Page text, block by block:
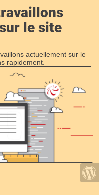
le site
actuellement sur le
rapidement.